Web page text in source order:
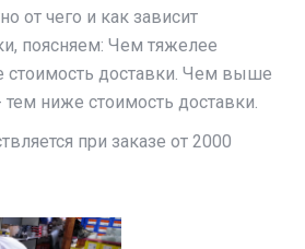
от чего и как зависит
поясняем: Чем тяжелее
доставки. Чем выше
тем ниже стоимость доставки.
при заказе от 2000